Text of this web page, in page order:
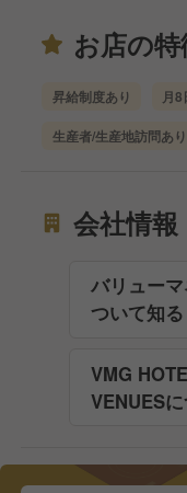
お店の
昇給制度あり 月
生産者/生産地訪問あり
会社情報
バリュー
ついて知る
VMG
VENUES